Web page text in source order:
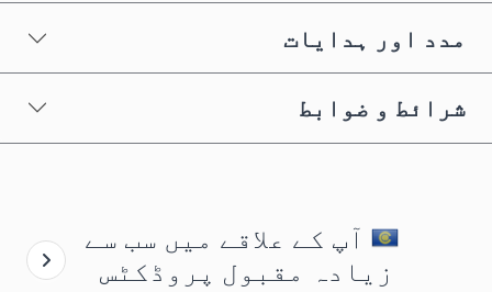
مدد اور ہدایات
شرائط و ضوابط
آپ کے علاقے میں سب سے
زیادہ مقبول پروڈکٹس